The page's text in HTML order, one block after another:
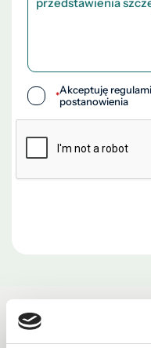
*Akceptuję
postanowienia
Zobacz